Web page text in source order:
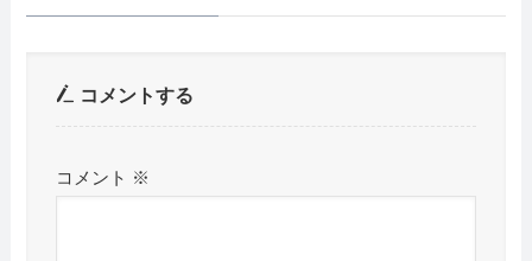
コメントする
コメント ※